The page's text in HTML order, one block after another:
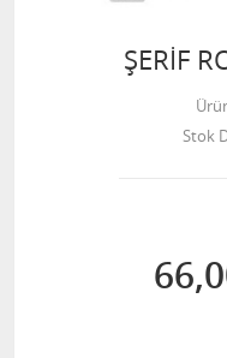
ŞERİF
Stok